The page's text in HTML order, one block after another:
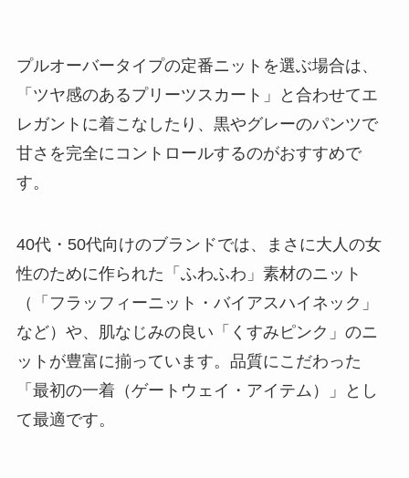
プルオーバータイプの定番ニットを選ぶ場合は、
「ツヤ感のあるプリーツスカート」と合わせてエ
レガントに着こなしたり、黒やグレーのパンツで
甘さを完全にコントロールするのがおすすめで
す。
40代・50代向けのブランドでは、まさに大人の女
性のために作られた「ふわふわ」素材のニット
（「フラッフィーニット・バイアスハイネック」
など）や、肌なじみの良い「くすみピンク」のニ
ットが豊富に揃っています。品質にこだわった
「最初の一着（ゲートウェイ・アイテム）」とし
て最適です。